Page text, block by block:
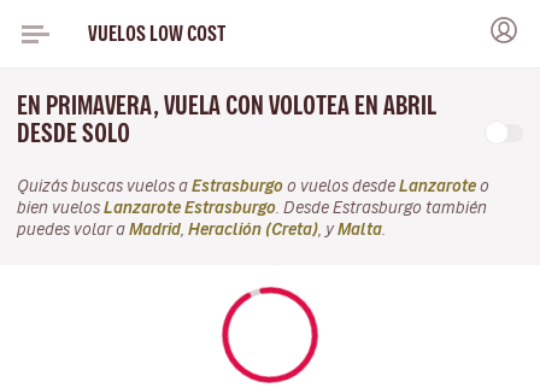
VUELOS LOW COST
EN PRIMAVERA, VUELA CON VOLOTEA EN ABRIL
DESDE SOLO
Quizás buscas vuelos a Estrasburgo o vuelos desde Lanzarote o
bien vuelos Lanzarote Estrasburgo . Desde Estrasburgo también
puedes volar a Madrid Heraclión (Creta) , y Malta